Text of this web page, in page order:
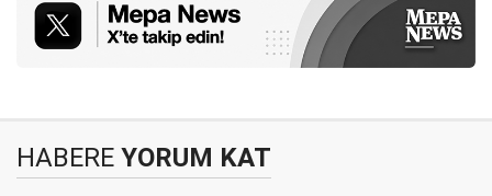
HABERE YORUM KAT